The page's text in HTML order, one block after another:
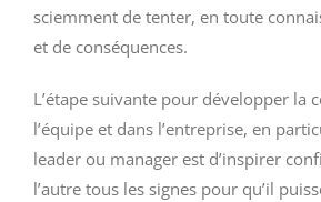
sciemment de tenter, en toute
et de conséquences.
L’étape suivante pour développer la
l’équipe et dans l’entreprise, en
leader ou manager est d’inspirer
l’autre tous les signes pour qu’il